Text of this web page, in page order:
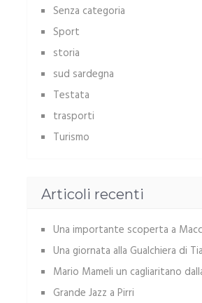
Senza categoria
Sport
storia
sud sardegna
Testata
trasporti
Turismo
Articoli recenti
Una importante scoperta a
Una giornata alla Gualchiera di
Mario Mameli un cagliaritano
Grande Jazz a Pirri